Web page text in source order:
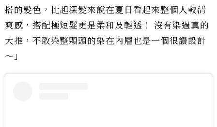
搭的髮色，比起深髮來說在夏日看起來整個人較清
爽感，搭配極短髮更是柔和及輕透！ 沒有染過真的
大推，不敢染整顆頭的染在內層也是一個很讚設計
～」